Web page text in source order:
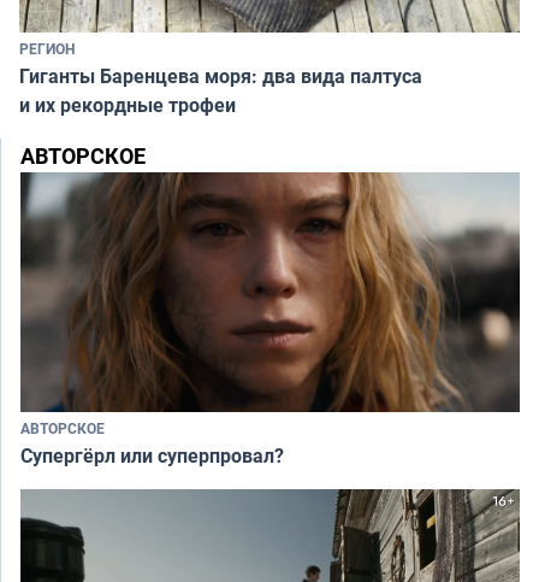
РЕГИОН
Гиганты Баренцева моря: два вида палтуса
и их рекордные трофеи
АВТОРСКОЕ
АВТОРСКОЕ
Супергёрл или суперпровал?